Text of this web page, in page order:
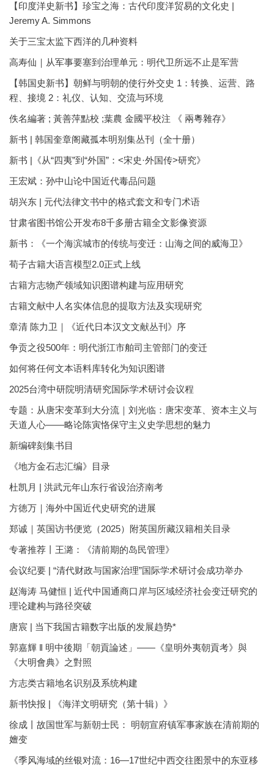
【印度洋史新书】珍宝之海：古代印度洋贸易的文化史 |
Jeremy A. Simmons
关于三宝太监下西洋的几种资料
高寿仙｜从军事要塞到治理单元：明代卫所远不止是军营
【韩国史新书】朝鲜与明朝的使行外交史 1：转换、运营、路
程、接境 2：礼仪、认知、交流与环境
佚名編著 ; 黃善萍點校 ;葉農 金國平校注 《 兩粵雜存》
新书 | 韩国奎章阁藏孤本明别集丛刊（全十册）
新书 |《从“四夷”到“外国”：<宋史·外国传>研究》
王宏斌：孙中山论中国近代毒品问题
胡兴东 | 元代法律文书中的格式套文和专门术语
甘肃省图书馆公开发布8千多册古籍全文影像资源
新书：《一个海滨城市的传统与变迁：山海之间的威海卫》
荀子古籍大语言模型2.0正式上线
古籍方志物产领域知识图谱构建与应用研究
古籍文献中人名实体信息的提取方法及实现研究
章清 陈力卫｜《近代日本汉文文献丛刊》序
争贡之役500年：明代浙江市舶司主管部门的变迁
如何将任何文本语料库转化为知识图谱
2025台湾中研院明清研究国际学术研讨会议程
专题：从唐宋变革到大分流｜刘光临：唐宋变革、资本主义与
天道人心——略论陈寅恪保守主义史学思想的魅力
新编碑刻集书目
《地方金石志汇编》目录
杜凯月 | 洪武元年山东行省设治济南考
方徳万｜海外中国近代史研究的进展
郑诚｜英国访书便览（2025）附英国所藏汉籍相关目录
专著推荐丨王潞：《清前期的岛民管理》
会议纪要 | “清代财政与国家治理”国际学术研讨会成功举办
赵海涛 马健恒 | 近代中国通商口岸与区域经济社会变迁研究的
理论建构与路径突破
唐宸 | 当下我国古籍数字出版的发展趋势*
郭嘉輝 ‖ 明中後期「朝貢論述」——《皇明外夷朝貢考》與
《大明會典》之對照
方志类古籍地名识别及系统构建
新书快报 | 《海洋文明研究（第十辑）》
徐成丨故国世军与新朝士民： 明朝宣府镇军事家族在清前期的
嬗变
《季风海域的丝银对流：16—17世纪中西交往图景中的东亚移